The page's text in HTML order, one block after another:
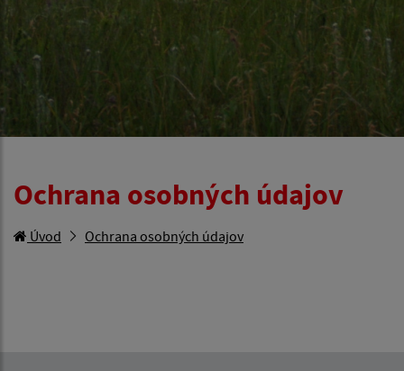
Ochrana osobných údajov
Úvod Ochrana osobných údajov